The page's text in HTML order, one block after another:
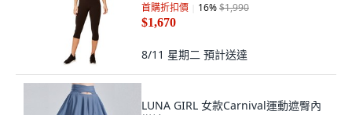
首購折扣價 16%$1,990
$1,670
8/11 星期二 預計送達
LUNA GIRL 女款Carnival運動遮臀內